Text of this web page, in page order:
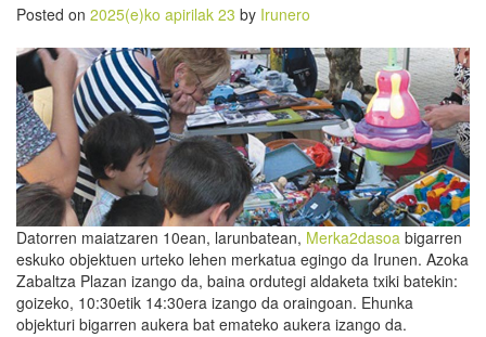
Posted on 2025(e)ko apirilak 23 by Irunero
Datorren maiatzaren 10ean, larunbatean, Merka2dasoa bigarren
eskuko objektuen urteko lehen merkatua egingo da Irunen. Azoka
Zabaltza Plazan izango da, baina ordutegi aldaketa txiki batekin:
goizeko, 10:30etik 14:30era izango da oraingoan. Ehunka
objekturi bigarren aukera bat emateko aukera izango da.